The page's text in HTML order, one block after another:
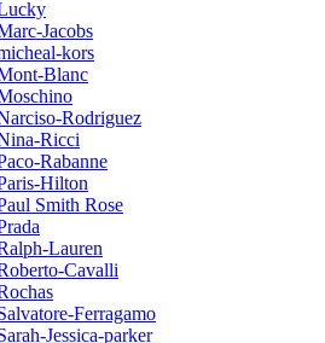
Jacobs
kors
Blanc
Rodriguez
Ricci
Rabanne
Hilton
Smith Rose
Lauren
Cavalli
Ferragamo
Jessica-parker